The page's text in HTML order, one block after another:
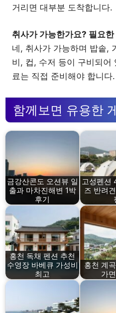
거리면 대부분 도착합니다.
취사가 가능한가요? 필요
네, 취사가 가능하며 밥솥,
비, 컵, 수저 등이 구비되어
료는 직접 준비해야 합니다.
함께보면 유용한
금강산콘도 오션뷰 일
출과 마차진해변 1박
후기
고성펜션
즈 반려
홍천 독채 펜션 추천
수영장 바베큐 가성비
최고
홍천 계
가